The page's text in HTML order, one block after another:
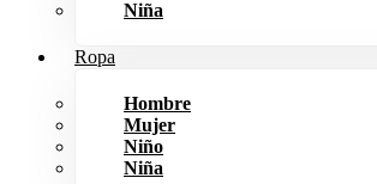
Niña
Ropa
Hombre
Mujer
Niño
Niña